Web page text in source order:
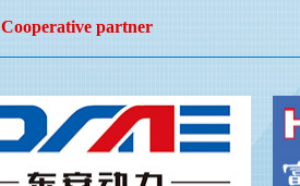
Cooperative partner